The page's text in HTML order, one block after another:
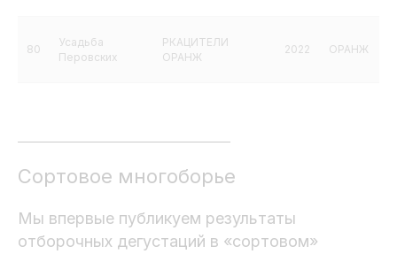
80
Усадьба
Перовских
РКАЦИТЕЛИ
ОРАНЖ
2022 ОРАНЖ
Сортовое многоборье
Мы впервые публикуем результаты
отборочных дегустаций в «сортовом»